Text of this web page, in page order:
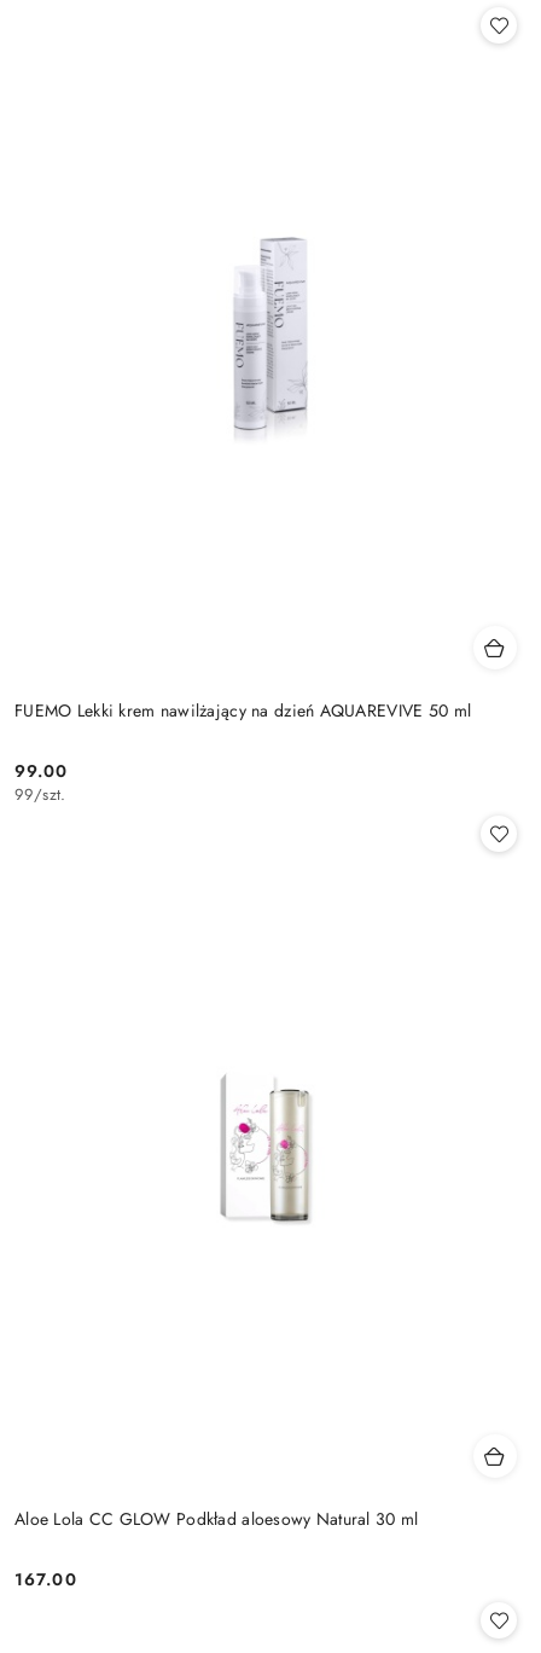
FUEMO Lekki krem nawilżający na dzień AQUAREVIVE 50 ml
Cena:
99.00
99/szt.
Aloe Lola CC GLOW Podkład aloesowy Natural 30 ml
Cena:
167.00